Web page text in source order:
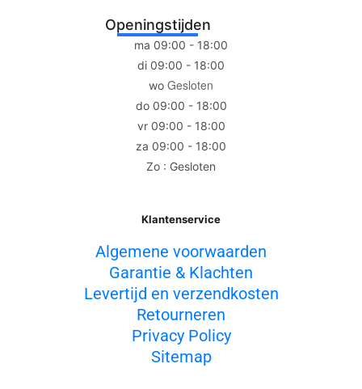
Openingstijden
ma 09:00 - 18:00
di 09:00 - 18:00
wo Gesloten
do 09:00 - 18:00
vr 09:00 - 18:00
za 09:00 - 18:00
Zo : Gesloten
Klantenservice
Algemene voorwaarden
Garantie & Klachten
Levertijd en verzendkosten
Retourneren
Privacy Policy
Sitemap